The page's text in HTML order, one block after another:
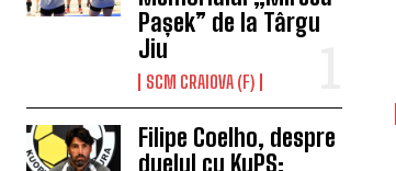
Pașek” de la Târgu
Jiu
SCM CRAIOVA (F)
Filipe Coelho, despre
duelul cu KuPS: